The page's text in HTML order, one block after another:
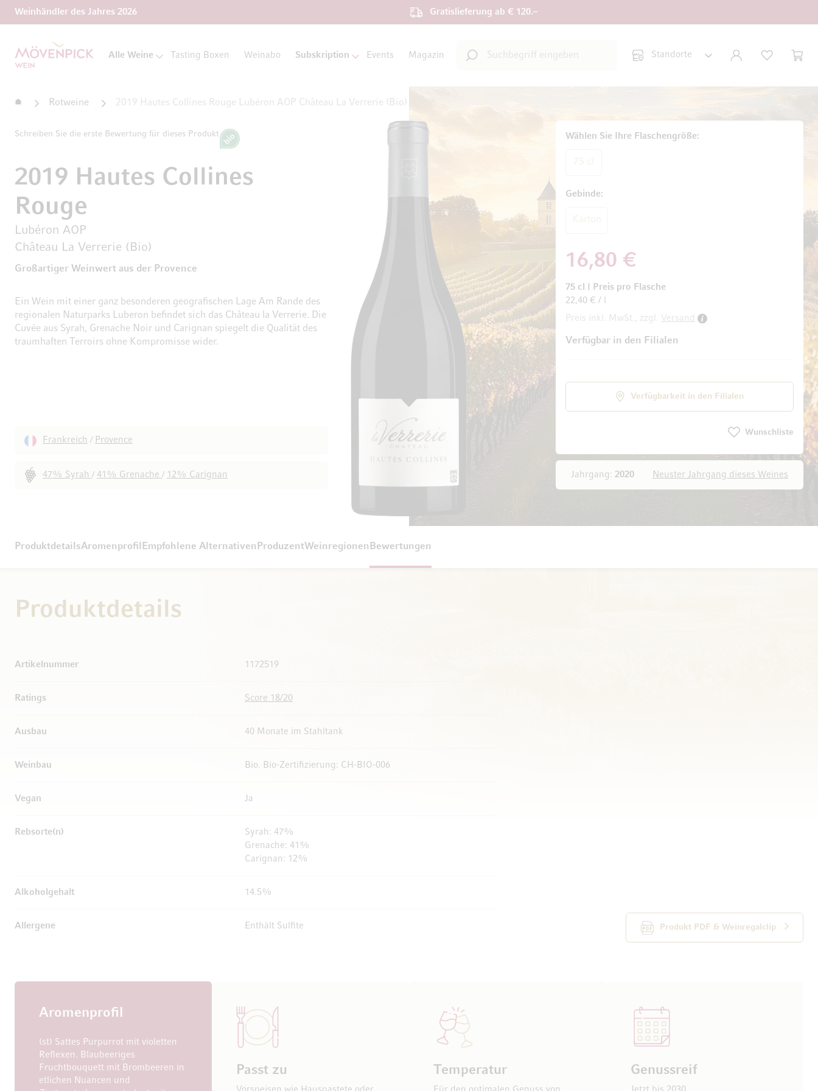
Weinhändler des Jahres 2026 Gratislieferung ab € 120.–
Zur Startseite
Alle Weine Tasting Boxen Weinabo Subskription Events Magazin
Suche KONTO WUNSCHLISTE
StartseiteRotweine 2019 Hautes Collines Rouge Lubéron AOP Château La Verrerie (Bio)
Schreiben Sie die erste Bewertung für dieses Produkt
Bio
2019 Hautes Collines
Rouge
Lubéron AOP
Château La Verrerie (Bio)
Großartiger Weinwert aus der Provence
Ein Wein mit einer ganz besonderen geografischen Lage Am Rande des
regionalen Naturparks Luberon befindet sich das Château la Verrerie. Die
Cuvée aus Syrah, Grenache Noir und Carignan spiegelt die Qualität des
traumhaften Terroirs ohne Kompromisse wider.
Frankreich / Provence
47% Syrah / 41% Grenache / 12% Carignan Jahrgang: 2020 Neuster Jahrgang dieses Weines
Wählen Sie Ihre Flaschengröße
Gebinde
16,80 €
75 cl
Preis pro Flasche
22,40 € / l
Preis inkl. MwSt., zzgl. Versand
Verfügbar in den Filialen
Verfügbarkeit in den Filialen
Wunschliste
Zum Ende der Bildgalerie springenZum Anfang der Bildgalerie springen
ProduktdetailsAromenprofil Empfohlene Alternativen ProduzentWeinregionen Bewertungen
Produktdetails
Produkt PDF & Weinregalclip
Artikelnummer 1172519
Ratings Score 18/20
Ausbau 40 Monate im Stahltank
Weinbau Bio. Bio-Zertifizierung: CH-BIO-006
Vegan Ja
Rebsorte(n)
Syrah: 47%
Grenache: 41%
Carignan: 12%
Alkoholgehalt 14.5%
Allergene Enthält Sulfite
Aromenprofil
(st) Sattes Purpurrot mit violetten
Reflexen. Blaubeeriges
Fruchtbouquett mit Brombeeren in
etlichen Nuancen und
Passt zu Temperatur Genussreif